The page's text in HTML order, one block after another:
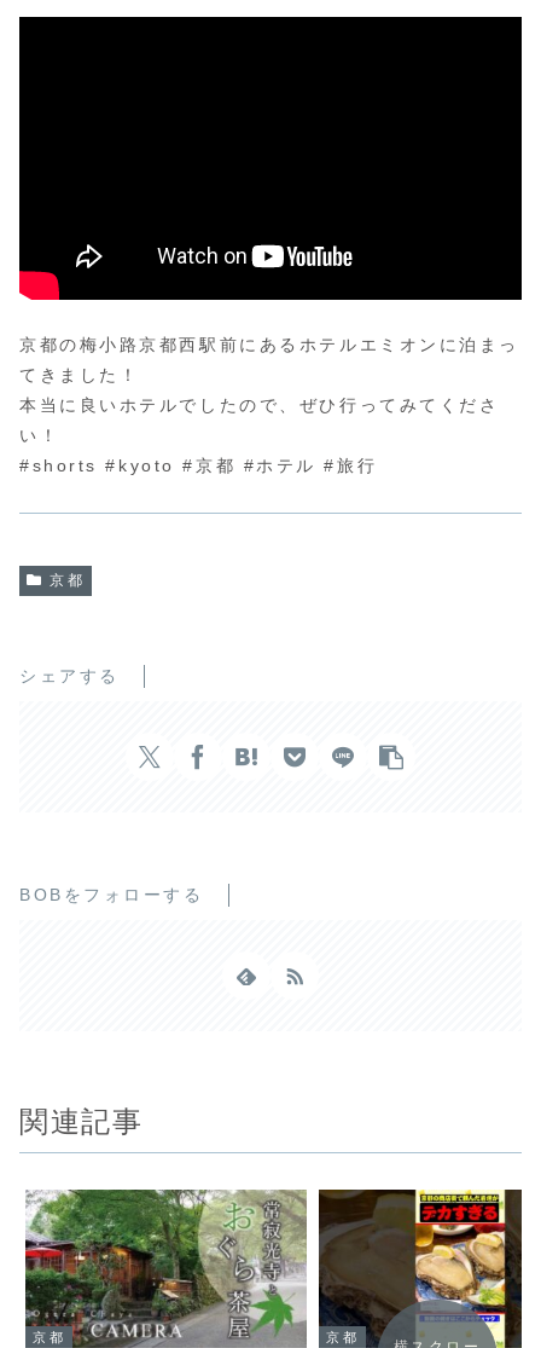
京都の梅小路京都西駅前にあるホテルエミオンに泊まっ
てきました！
本当に良いホテルでしたので、ぜひ行ってみてくださ
い！
#shorts #kyoto #京都 #ホテル #旅行
京都
シェアする
BOBをフォローする
関連記事
京都 京都